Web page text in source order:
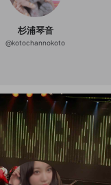
杉浦琴音
@kotochannokoto